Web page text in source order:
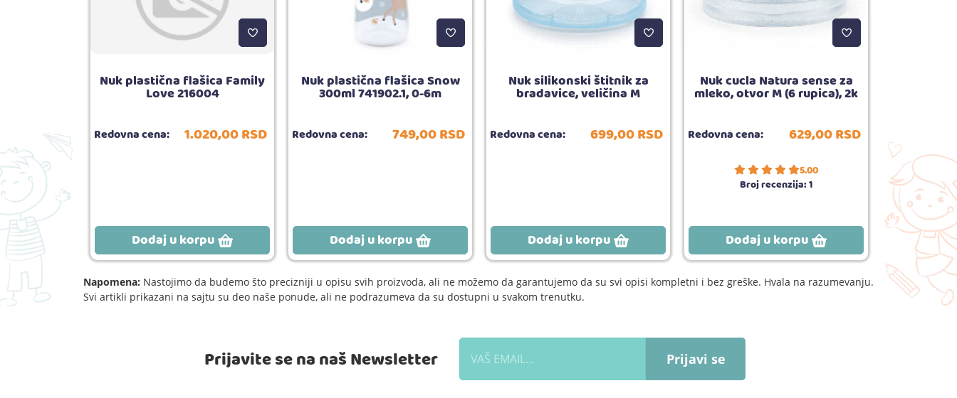
RSD
5.00
1
Nuk plastična flašica Family
Love 216004
Redovna cena: 1.020,00RSD
Dodaj u korpu
Nuk plastična flašica Snow
300ml 741902.1, 0-6m
Redovna cena: 749,00RSD
Dodaj u korpu
Nuk silikonski štitnik za
bradavice, veličina M
Redovna cena: 699,00RSD
Dodaj u korpu
Nuk cucla Natura sense za
mleko, otvor M (6 rupica), 2k
Redovna cena: 629,00RSD
5.00
Broj recenzija:1
Dodaj u korpu
Napomena: Nastojimo da budemo što precizniji u opisu svih proizvoda, ali ne možemo da garantujemo da su svi opisi kompletni i bez greške. Hvala na razumevanju.
Svi artikli prikazani na sajtu su deo naše ponude, ali ne podrazumeva da su dostupni u svakom trenutku.
Prijavite se na naš Newsletter Prijavi se